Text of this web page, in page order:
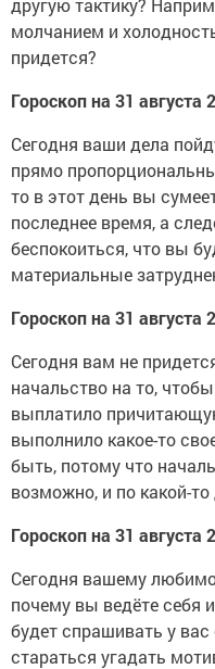
другую тактику?
молчанием и
придется?
Гороскоп на 31 августа
Сегодня ваши дела
прямо
то в этот день вы
последнее время, а
беспокоиться, что вы
материальные
Гороскоп на 31 августа
Сегодня вам не
начальство на то,
выплатило
выполнило какое-то
быть, потому что
возможно, и по какой-то
Гороскоп на 31
Сегодня вашему
почему вы ведёте себя
будет спрашивать у
стараться угадать